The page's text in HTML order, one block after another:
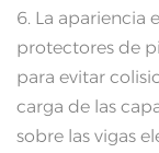
6. La apariencia
protectores de
para evitar
carga de las
sobre las vigas